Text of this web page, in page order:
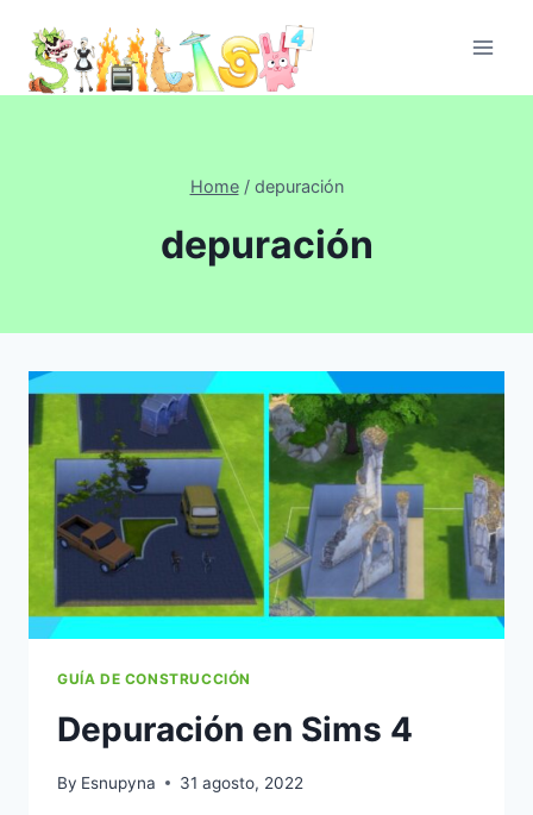
content
Home / depuración
depuración
GUÍA DE CONSTRUCCIÓN
Depuración en Sims 4
By Esnupyna 31 agosto, 2022